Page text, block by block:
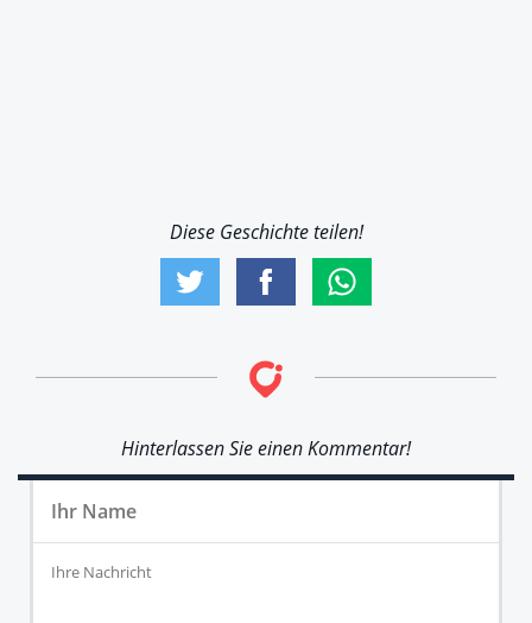
Diese Geschichte teilen!
Hinterlassen Sie einen Kommentar!